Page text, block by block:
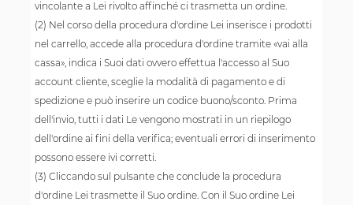
vincolante a Lei rivolto affinché ci trasmetta un ordine.
(2) Nel corso della procedura d'ordine Lei inserisce i prodotti
nel carrello, accede alla procedura d'ordine tramite «vai alla
cassa», indica i Suoi dati ovvero effettua l'accesso al Suo
account cliente, sceglie la modalità di pagamento e di
spedizione e può inserire un codice buono/sconto. Prima
dell'invio, tutti i dati Le vengono mostrati in un riepilogo
dell'ordine ai fini della verifica; eventuali errori di inserimento
possono essere ivi corretti.
(3) Cliccando sul pulsante che conclude la procedura
d'ordine Lei trasmette il Suo ordine. Con il Suo ordine Lei